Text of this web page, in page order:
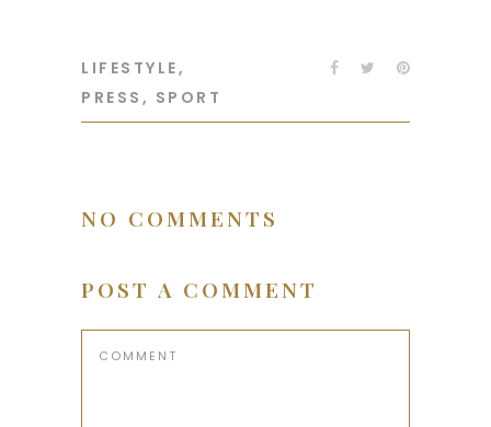
LIFESTYLE,
PRESS , SPORT
NO COMMENTS
POST A COMMENT